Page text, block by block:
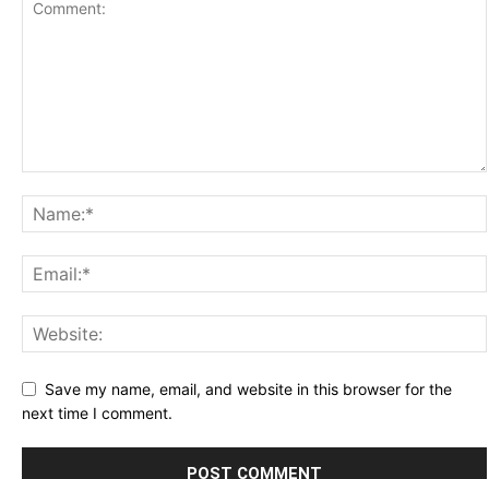
Save my name, email, and website in this browser for the
next time I comment.